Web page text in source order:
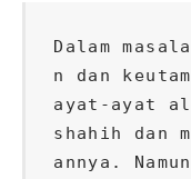
Dalam
n dan
ayat-ayat
shahih dan
annya.